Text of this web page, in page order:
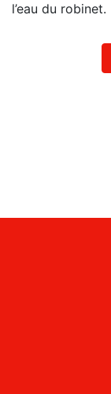
l’eau du robinet.